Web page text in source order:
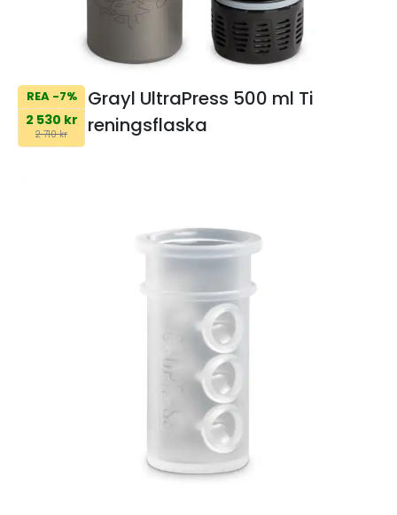
REA -7%
2 530 kr
2 710 kr
Grayl UltraPress 500 ml Ti
reningsflaska